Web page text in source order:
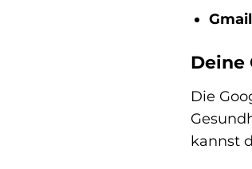
Deine
Die
kannst